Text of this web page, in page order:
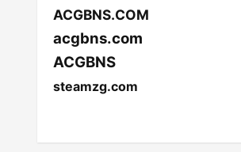
ACGBNS.COM
acgbns.com
ACGBNS
steamzg.com